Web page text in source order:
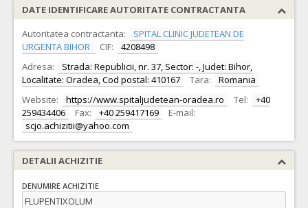
DATE IDENTIFICARE AUTORITATE CONTRACTANTA
Autoritatea contractanta:
SPITAL CLINIC JUDETEAN DE
URGENTA BIHOR
CIF:
4208498
Adresa:
Strada: Republicii, nr. 37, Sector: -, Judet: Bihor,
Localitate: Oradea, Cod postal: 410167
Tara:
Romania
Website:
https://www.spitaljudetean-oradea.ro Tel:
+40
259434406
Fax: +40 259417169
E-mail:
scjo.achizitii@yahoo.com
DETALII ACHIZITIE
DENUMIRE ACHIZITIE
FLUPENTIXOLUM